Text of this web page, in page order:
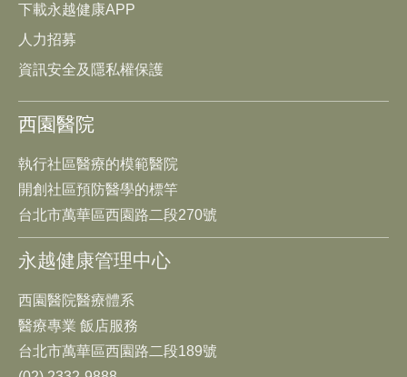
下載永越健康APP
人力招募
資訊安全及隱私權保護
西園醫院
執行社區醫療的模範醫院
開創社區預防醫學的標竿
台北市萬華區西園路二段270號
永越健康管理中心
西園醫院醫療體系
醫療專業 飯店服務
台北市萬華區西園路二段189號